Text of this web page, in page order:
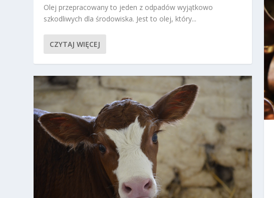
Olej przepracowany to jeden z odpadów wyjątkowo
szkodliwych dla środowiska. Jest to olej, który...
CZYTAJ WIĘCEJ